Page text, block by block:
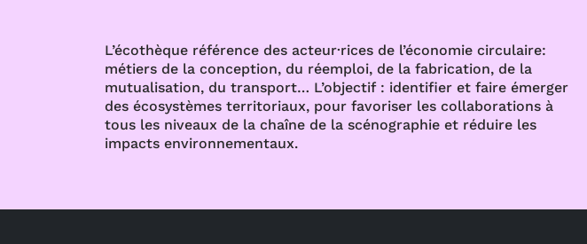
L’écothèque référence des acteur·rices de l’économie circulaire:
métiers de la conception, du réemploi, de la fabrication, de la
mutualisation, du transport… L’objectif : identifier et faire émerger
des écosystèmes territoriaux, pour favoriser les collaborations à
tous les niveaux de la chaîne de la scénographie et réduire les
impacts environnementaux.